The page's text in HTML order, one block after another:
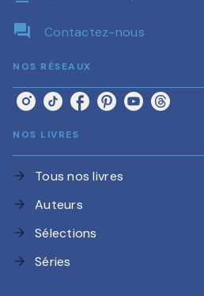
question_answer Contactez-nous
NOS RÉSEAUX
NOS LIVRES
arrow_forward Tous nos livres
arrow_forward Auteurs
arrow_forward Sélections
arrow_forward Séries